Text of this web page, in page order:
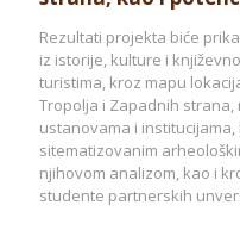
Rezultati projekta biće
iz istorije, kulture i
turistima, kroz mapu
Tropolja i Zapadnih
ustanovama i
sitematizovanim
njihovom analizom, kao i
studente partnerskih